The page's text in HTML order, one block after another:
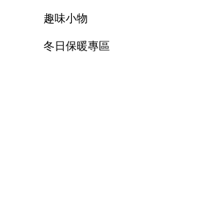
趣味小物
冬日保暖專區